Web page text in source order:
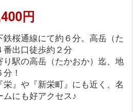
円
桜通線にて約６分。高岳（た
番出口徒歩約２分
駅の高岳（たかおか）迄、地
！
』や『新栄町』にも近く、名
にも好アクセス♪